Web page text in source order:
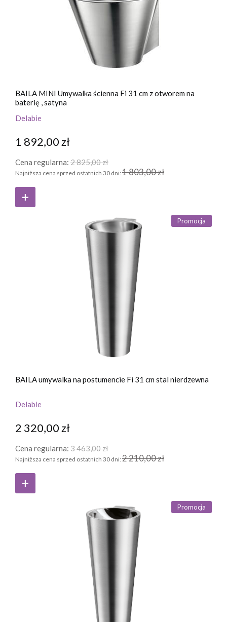
BAILA MINI Umywalka ścienna Fi 31 cm z otworem na
baterię , satyna
Delabie
1 892,00 zł
Cena regularna: 2 825,00 zł
Najniższa cena sprzed ostatnich 30 dni: 1 803,00 zł
BAILA umywalka na postumencie Fi 31 cm stal nierdzewna
Delabie
2 320,00 zł
Cena regularna: 3 463,00 zł
Najniższa cena sprzed ostatnich 30 dni: 2 210,00 zł
Promocja
Promocja